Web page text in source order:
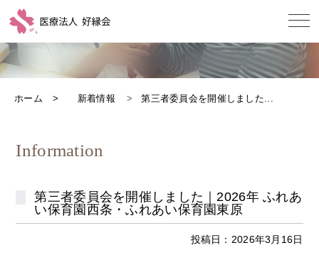
ホーム 新着情報 第三者委員会を開催しました...
Information
第三者委員会を開催しました｜2026年 ふれあ
い保育園西条・ふれあい保育園東原
投稿日：2026年3月16日